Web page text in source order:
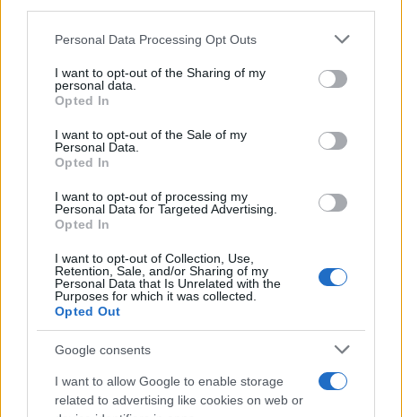
Please note that this website/app uses one or more Google
not limited to your visit or usage behaviour. You may click to
grant or deny consent to Google and its third-party tags to
use your data for below specified purposes in below Google
consent section.
Personal Data Processing Opt Outs
I want to opt-out of the Sharing of my
personal data.
Opted In
I want to opt-out of the Sale of my
Personal Data.
Opted In
I want to opt-out of processing my
Personal Data for Targeted Advertising.
Opted In
I want to opt-out of Collection, Use,
Retention, Sale, and/or Sharing of my
Personal Data that Is Unrelated with the
Purposes for which it was collected.
Opted Out
Google consents
I want to allow Google to enable storage
related to advertising like cookies on web or
50 /50
Υποβολή σχολίου
Όροι Χρήσης. Το site προστατεύεται από reCAPTCHA, ισχύουν
Πολιτική Απορρήτου& Όροι Χρήσηςτης Google.
Ελλάδα
ΚΑΛΛΙΘΕΑ
ΚΟΡΙΤΣΙ ΣΥΝΤΡΙΒΑΝΙ
Ακολουθήστε το Νewsit.gr στοGoogle Newsκαι